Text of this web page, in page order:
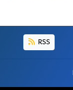
RSS